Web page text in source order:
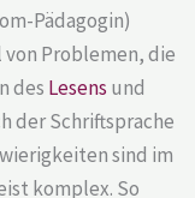
Pädagogin)
von Problemen, die
des Lesens und
der Schriftsprache
sind im
komplex. So